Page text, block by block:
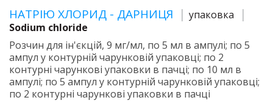
НАТРІЮ ХЛОРИД - ДАРНИЦЯ
упаковка
Sodium chloride
Розчин для ін'єкцій, 9 мг/мл, по 5 мл в ампулі; по 5
ампул у контурній чарунковій упаковці; по 2
контурні чарункові упаковки в пачці; по 10 мл в
ампулі; по 5 ампул у контурній чарунковій упаковці;
по 2 контурні чарункові упаковки в пачці